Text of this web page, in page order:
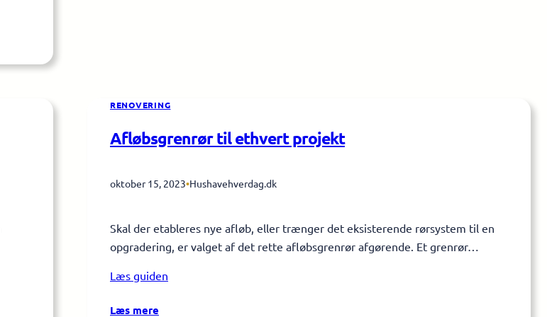
RENOVERING
Afløbsgrenrør til ethvert projekt
oktober 15, 2023•Hushavehverdag.dk
Skal der etableres nye afløb, eller trænger det eksisterende rørsystem til en
opgradering, er valget af det rette afløbsgrenrør afgørende. Et grenrør…
Læs guiden
Læs mere